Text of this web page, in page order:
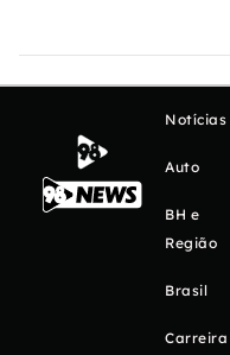
Notícias
Auto
BH e
Região
Brasil
Carreira